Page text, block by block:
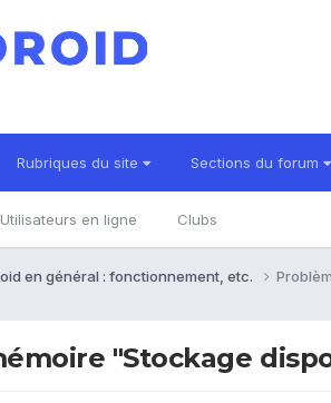
Rubriques du site Sections du forum
Utilisateurs en ligne Clubs
en général : fonctionnement, etc.
"Stockage